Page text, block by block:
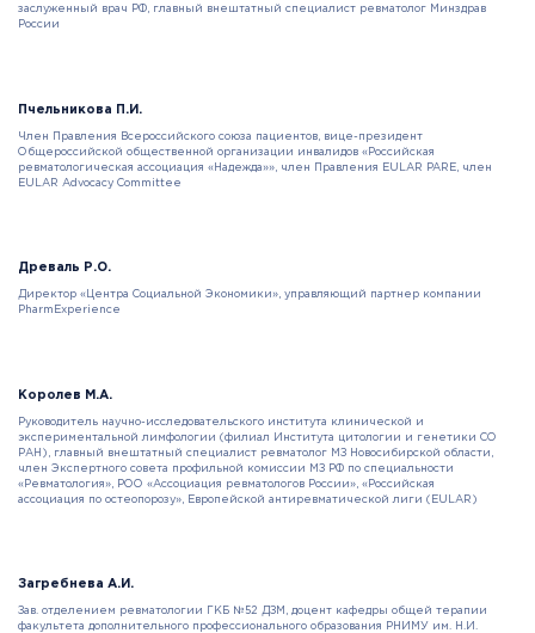
заслуженный врач РФ, главный внештатный специалист ревматолог Минздрав
России
Пчельникова П.И.
Член Правления Всероссийского союза пациентов, вице-президент
Общероссийской общественной организации инвалидов «Российская
ревматологическая ассоциация «Надежда»», член Правления EULAR PARE, член
EULAR Advocacy Committee
Древаль Р.О.
Директор «Центра Социальной Экономики», управляющий партнер компании
PharmExperience
Королев М.А.
Руководитель научно-исследовательского института клинической и
экспериментальной лимфологии (филиал Института цитологии и генетики СО
РАН), главный внештатный специалист ревматолог МЗ Новосибирской области,
член Экспертного совета профильной комиссии МЗ РФ по специальности
«Ревматология», РОО «Ассоциация ревматологов России», «Российская
ассоциация по остеопорозу», Европейской антиревматической лиги (EULAR)
Загребнева А.И.
Зав. отделением ревматологии ГКБ №52 ДЗМ, доцент кафедры общей терапии
факультета дополнительного профессионального образования РНИМУ им. Н.И.